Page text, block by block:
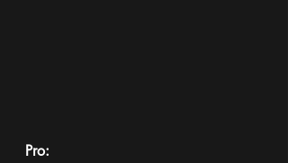
Pro: